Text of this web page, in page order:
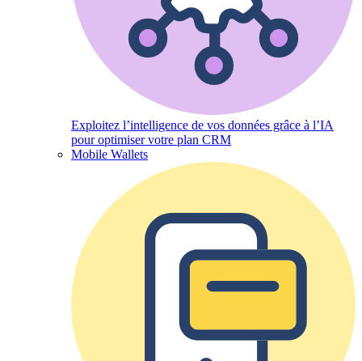
Exploitez l’intelligence de vos données grâce à l’IA
pour optimiser votre plan CRM
Mobile Wallets